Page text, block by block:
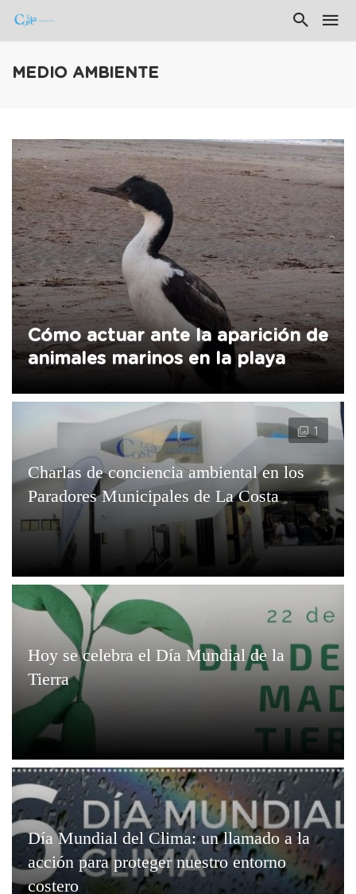
MEDIO AMBIENTE
Cómo actuar ante la aparición de
animales marinos en la playa
Charlas de conciencia ambiental en los
Paradores Municipales de La Costa
1
Hoy se celebra el Día Mundial de la
Tierra
Día Mundial del Clima: un llamado a la
acción para proteger nuestro entorno
costero